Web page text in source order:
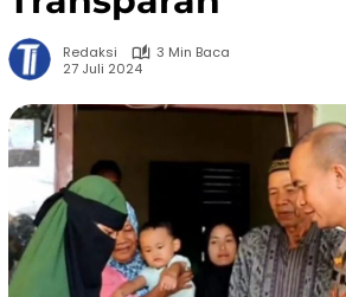
Redaksi
3 Min Baca
27 Juli 2024